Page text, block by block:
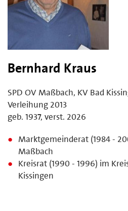
Bernhard Kraus
SPD OV Maßbach, KV Bad
Verleihung 2013
geb. 1937, verst. 2026
Marktgemeinderat (1984 -
Maßbach
Kreisrat (1990 - 1996) im
Kissingen